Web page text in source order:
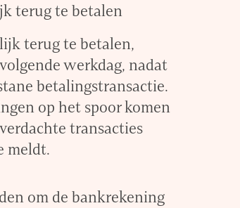
terug te betalen
terug te betalen,
werkdag, nadat
betalingstransactie.
op het spoor komen
transacties
meldt.
om de bankrekening